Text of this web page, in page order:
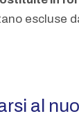
escluse
al